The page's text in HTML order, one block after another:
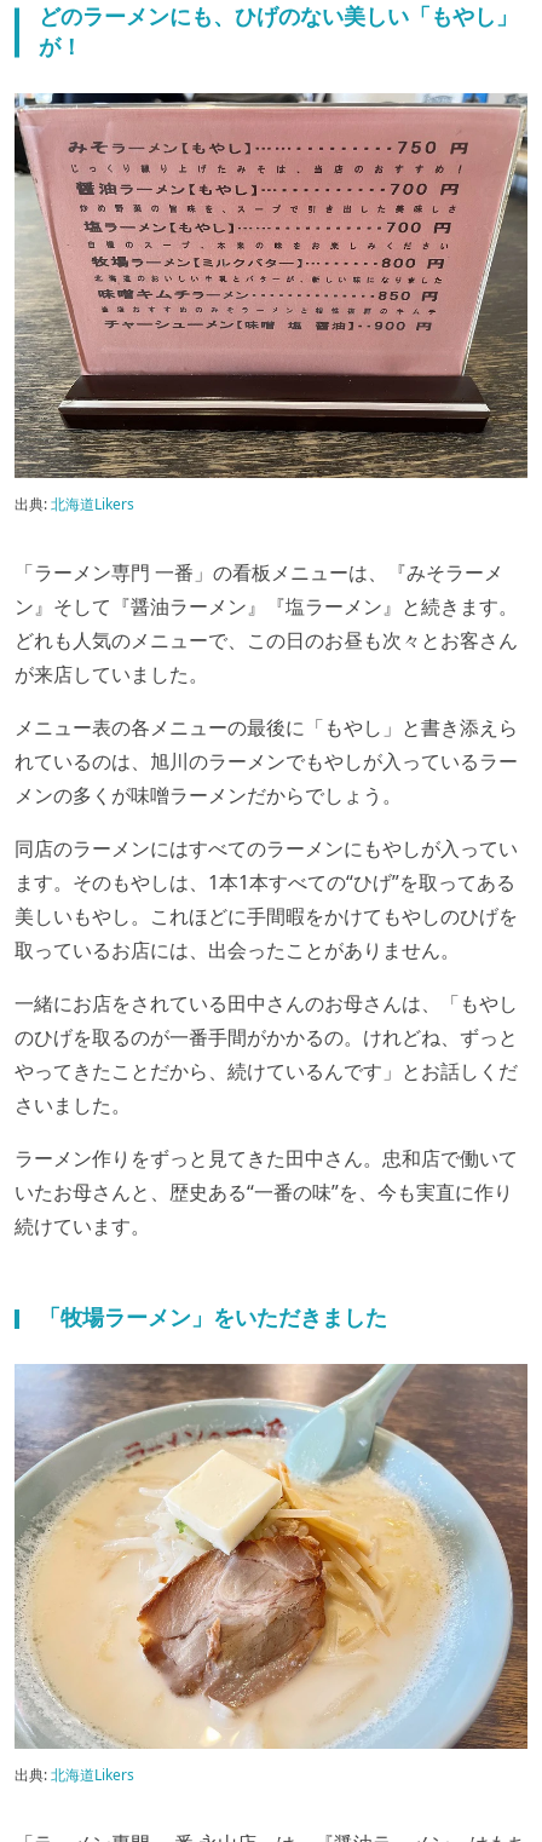
どのラーメンにも、ひげのない美しい「もやし」
が！
出典:北海道Likers
「ラーメン専門 一番」の看板メニューは、『みそラーメ
ン』そして『醤油ラーメン』『塩ラーメン』と続きます。
どれも人気のメニューで、この日のお昼も次々とお客さん
が来店していました。
メニュー表の各メニューの最後に「もやし」と書き添えら
れているのは、旭川のラーメンでもやしが入っているラー
メンの多くが味噌ラーメンだからでしょう。
同店のラーメンにはすべてのラーメンにもやしが入ってい
ます。そのもやしは、1本1本すべての“ひげ”を取ってある
美しいもやし。これほどに手間暇をかけてもやしのひげを
取っているお店には、出会ったことがありません。
一緒にお店をされている田中さんのお母さんは、「もやし
のひげを取るのが一番手間がかかるの。けれどね、ずっと
やってきたことだから、続けているんです」とお話しくだ
さいました。
ラーメン作りをずっと見てきた田中さん。忠和店で働いて
いたお母さんと、歴史ある“一番の味”を、今も実直に作り
続けています。
「牧場ラーメン」をいただきました
出典:北海道Likers